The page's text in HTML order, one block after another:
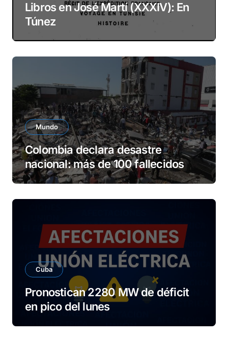
Libros en José Martí (XXXIV): En
Túnez
Mundo
Colombia declara desastre
nacional: más de 100 fallecidos
Cuba
Pronostican 2280 MW de déficit
en pico del lunes